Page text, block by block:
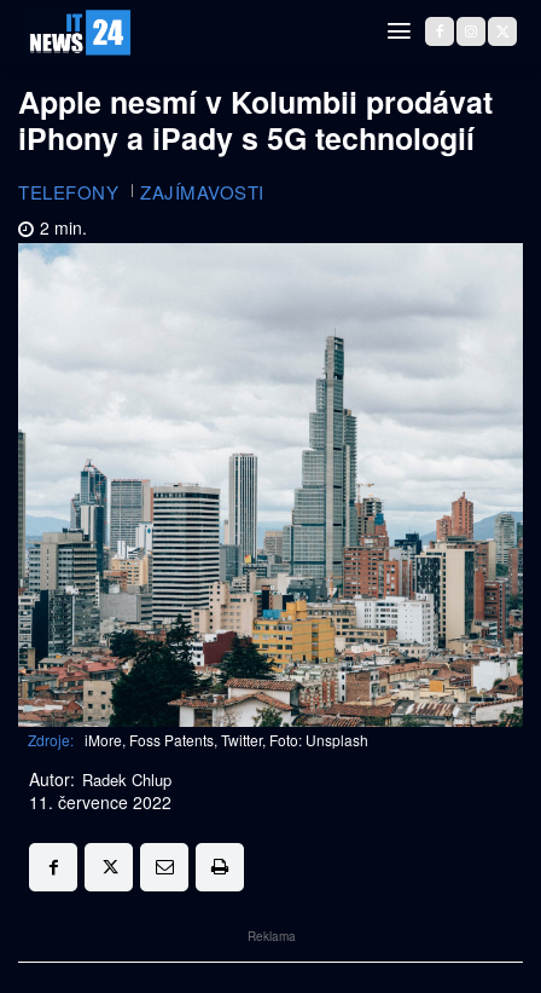
Apple nesmí v Kolumbii prodávat
iPhony a iPady s 5G technologií
TELEFONY ZAJÍMAVOSTI
2 min.
Zdroje: iMore, Foss Patents, Twitter, Foto: Unsplash
Autor: Radek Chlup
11. července 2022
Reklama